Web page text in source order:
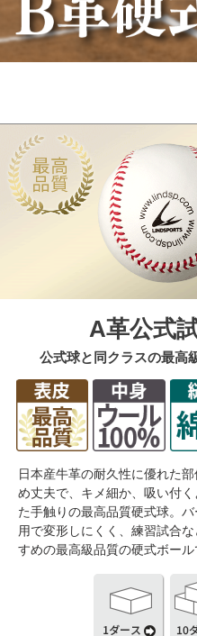
A革公式
公式球と同クラスの最高
日本産牛革の耐久性に優れた
め丈夫で、キメ細か、吸い付
た手触りの最高品質硬式球。
用で変形しにくく、練習試合
すめの最高級品質の硬式ボール